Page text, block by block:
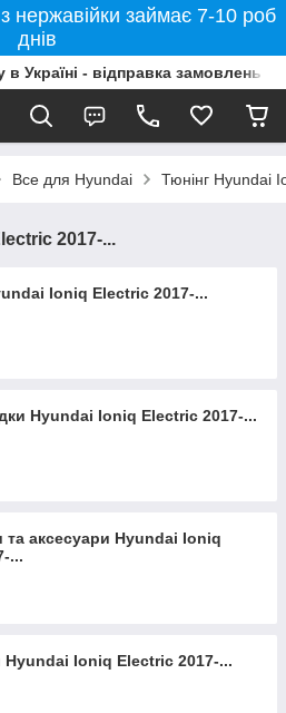
нержавійки займає 7-10 роб
днів
в Україні - відправка замовлень
Все для Hyundai Тюнінг Hyundai
2017-...
Ioniq Electric 2017-...
Hyundai Ioniq Electric 2017-...
та аксесуари Hyundai Ioniq
...
Hyundai Ioniq Electric 2017-...